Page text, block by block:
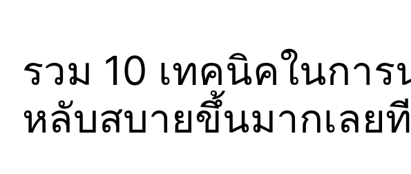
รวม 10 เทคนิคในกา
หลับสบายขึ้นมากเลย